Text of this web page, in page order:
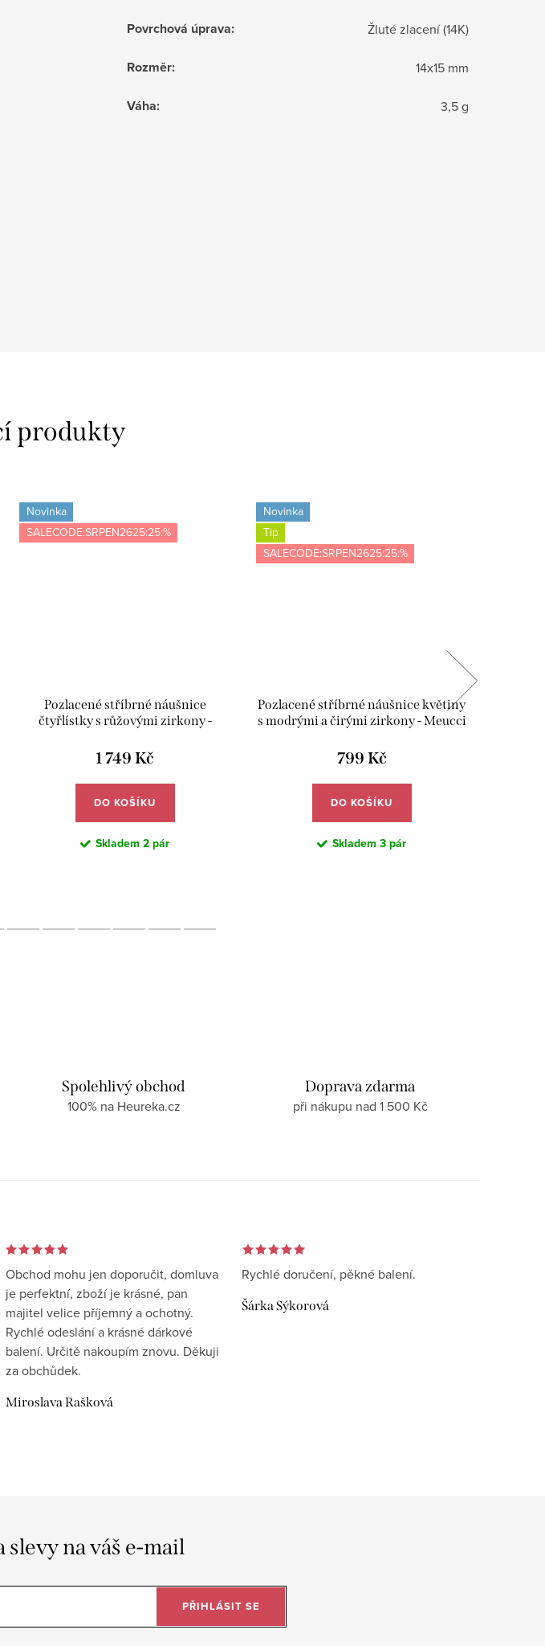
Povrchová úprava: Žluté zlacení (14K)
Rozměr: 14x15 mm
Váha: 3,5 g
produkty
Novinka
SALECODE:SRPEN2625:25:%
Pozlacené stříbrné náušnice
čtyřlístky s růžovými zirkony -
1 749 Kč
DO KOŠÍKU
Skladem 2 pár
Novinka
Tip
SALECODE:SRPEN2625:25:%
Pozlacené stříbrné náušnice květiny
s modrými a čirými zirkony - Meucci
799 Kč
DO KOŠÍKU
Skladem 3 pár
Spolehlivý obchod
100% na Heureka.cz
Doprava zdarma
při nákupu nad 1 500 Kč
Obchod mohu jen doporučit, domluva
je perfektní, zboží je krásné, pan
majitel velice příjemný a ochotný.
Rychlé odeslání a krásné dárkové
balení. Určitě nakoupím znovu. Děkuji
za obchůdek.
Miroslava Rašková
Rychlé doručení, pěkné balení.
Šárka Sýkorová
na váš e-mail
PŘIHLÁSIT SE